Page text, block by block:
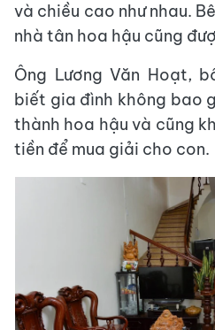
và chiều cao như nhau.
nhà tân hoa hậu cũng
Ông Lương Văn Hoạt,
biết gia đình không bao
thành hoa hậu và cũng
tiền để mua giải cho con.